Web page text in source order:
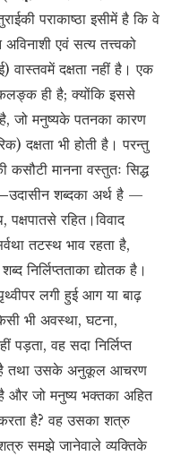
पराकाष्ठा इसीमें है कि वे
एवं सत्य तत्त्वको
वास्तवमें दक्षता नहीं है। एक
कलङ्क ही है; क्योंकि इससे
जो मनुष्यके पतनका कारण
दक्षता भी होती है। परन्तु
कसौटी मानना वस्तुतः सिद्ध
उदासीन शब्दका अर्थ है —
रहित।विवाद
तटस्थ भाव रहता है,
निर्लिप्तताका द्योतक है।
लगी हुई आग या बाढ़
भी अवस्था, घटना,
पड़ता, वह सदा निर्लिप्त
है तथा उसके अनुकूल आचरण
और जो मनुष्य भक्तका अहित
है? वह उसका शत्रु
समझे जानेवाले व्यक्तिके